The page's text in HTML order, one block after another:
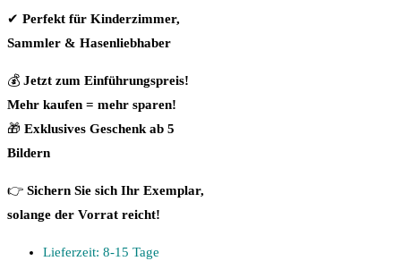
✔ Perfekt für Kinderzimmer,
Sammler & Hasenliebhaber
💰 Jetzt zum Einführungspreis!
Mehr kaufen = mehr sparen!
🎁 Exklusives Geschenk ab 5
Bildern
👉 Sichern Sie sich Ihr Exemplar,
solange der Vorrat reicht!
Lieferzeit: 8-15 Tage